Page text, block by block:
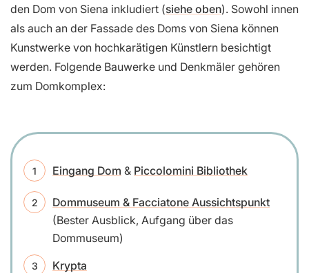
den Dom von Siena inkludiert (siehe oben). Sowohl innen
als auch an der Fassade des Doms von Siena können
Kunstwerke von hochkarätigen Künstlern besichtigt
werden. Folgende Bauwerke und Denkmäler gehören
zum Domkomplex:
Eingang Dom & Piccolomini Bibliothek
Dommuseum & Facciatone Aussichtspunkt
(Bester Ausblick, Aufgang über das
Dommuseum)
Krypta